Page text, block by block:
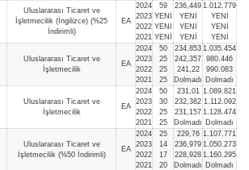
Uluslararası Ticaret ve
İşletmecilik (İngilizce) (%25
İndirimli)
EA
2024
2023
2022
2021
59
YENİ
YENİ
YENİ
236,449
YENİ
YENİ
YENİ
1.012.779
YENİ
YENİ
YENİ
Uluslararası Ticaret ve
İşletmecilik
EA
2024
2023
2022
2021
50
25
25
25
234,853
242,357
241,22
Dolmadı
1.035.454
980.446
990.083
Dolmadı
Uluslararası Ticaret ve
İşletmecilik
EA
2024
2023
2022
2021
50
30
25
25
231,01
232,382
231,157
Dolmadı
1.089.821
1.112.092
1.128.474
Dolmadı
Uluslararası Ticaret ve
İşletmecilik (%50 İndirimli)
EA
2024
2023
2022
2021
25
14
17
20
229,76
236,979
228,928
Dolmadı
1.107.771
1.050.273
1.160.295
Dolmadı